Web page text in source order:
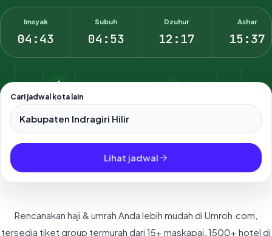
Imsyak
04:43
Subuh
04:53
Dzuhur
12:17
Ashar
15:37
Cari jadwal kota lain
Pilih salah satu dari 500+ kota dan kabupaten di Indonesia.
Lihat jadwal
Rencanakan haji & umrah Anda lebih mudah di Umroh.com,
tersedia tiket group termurah dari 15+ maskapai, 1500+ hotel di